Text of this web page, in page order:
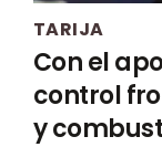
TARIJA
Con el
control
y